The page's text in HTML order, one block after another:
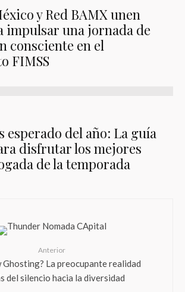
y Red BAMX unen
impulsar una jornada de
consciente en el
FIMSS
esperado del año: La guía
disfrutar los mejores
de la temporada
Anterior
Ghosting? La preocupante realidad
del silencio hacia la diversidad